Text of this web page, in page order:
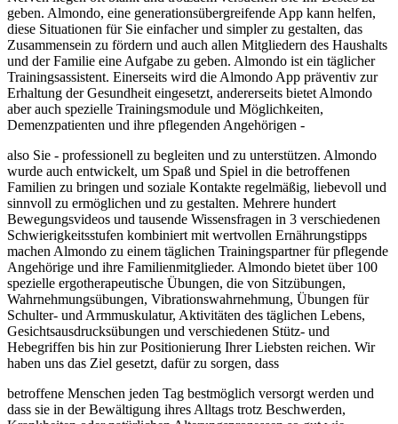
geben. Almondo, eine generationsübergreifende App kann helfen,
diese Situationen für Sie einfacher und simpler zu gestalten, das
Zusammensein zu fördern und auch allen Mitgliedern des Haushalts
und der Familie eine Aufgabe zu geben. Almondo ist ein täglicher
Trainingsassistent. Einerseits wird die Almondo App präventiv zur
Erhaltung der Gesundheit eingesetzt, andererseits bietet Almondo
aber auch spezielle Trainingsmodule und Möglichkeiten,
Demenzpatienten und ihre pflegenden Angehörigen -
also Sie - professionell zu begleiten und zu unterstützen. Almondo
wurde auch entwickelt, um Spaß und Spiel in die betroffenen
Familien zu bringen und soziale Kontakte regelmäßig, liebevoll und
sinnvoll zu ermöglichen und zu gestalten. Mehrere hundert
Bewegungsvideos und tausende Wissensfragen in 3 verschiedenen
Schwierigkeitsstufen kombiniert mit wertvollen Ernährungstipps
machen Almondo zu einem täglichen Trainingspartner für pflegende
Angehörige und ihre Familienmitglieder. Almondo bietet über 100
spezielle ergotherapeutische Übungen, die von Sitzübungen,
Wahrnehmungsübungen, Vibrationswahrnehmung, Übungen für
Schulter- und Armmuskulatur, Aktivitäten des täglichen Lebens,
Gesichtsausdrucksübungen und verschiedenen Stütz- und
Hebegriffen bis hin zur Positionierung Ihrer Liebsten reichen. Wir
haben uns das Ziel gesetzt, dafür zu sorgen, dass
betroffene Menschen jeden Tag bestmöglich versorgt werden und
dass sie in der Bewältigung ihres Alltags trotz Beschwerden,